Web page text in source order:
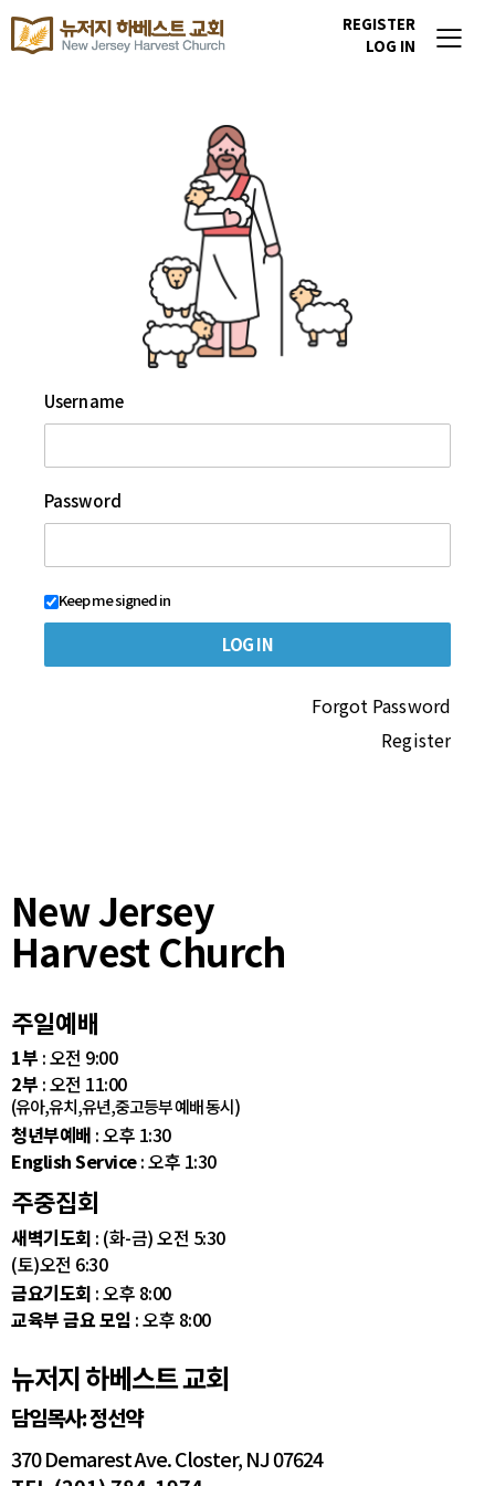
REGISTER
LOG IN
Username
Password
Keep me signed in
Forgot Password
Register
New Jersey
Harvest Church
주일예배
1부 : 오전 9:00
2부 : 오전 11:00
(유아,유치,유년,중고등부 예배 동시)
청년부예배 : 오후 1:30
English Service: 오후 1:30
주중집회
새벽기도회 : (화-금) 오전 5:30
(토)오전 6:30
금요기도회 : 오후 8:00
교육부 금요 모임 : 오후 8:00
뉴저지 하베스트 교회
담임목사: 정선약
370 Demarest Ave. Closter, NJ 07624